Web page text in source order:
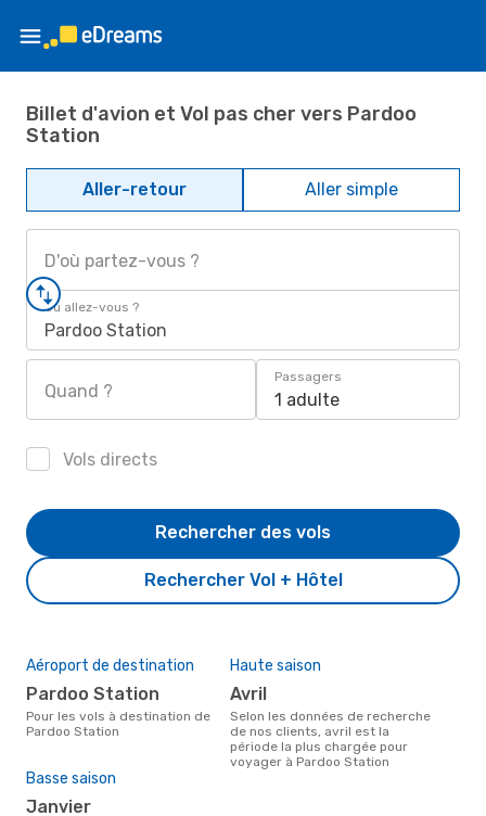
Billet d'avion et Vol pas cher vers Pardoo
Station
Aller-retour Aller simple
D'où partez-vous ?
Où allez-vous ?
Pardoo Station
Quand ?
Passagers
1 adulte
Vols directs
Rechercher Vol + Hôtel
Rechercher des vols
Aéroport de destination
Pardoo Station
Pour les vols à destination de
Pardoo Station
Haute saison
avril
Selon les données de recherche
de nos clients, avril est la
période la plus chargée pour
voyager à Pardoo Station
Basse saison
janvier